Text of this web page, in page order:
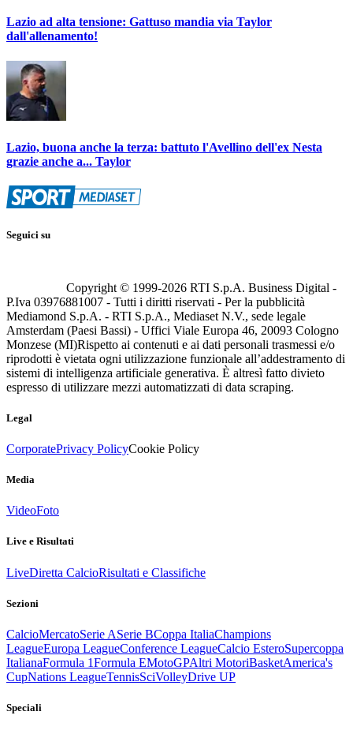
Lazio ad alta tensione: Gattuso mandia via Taylor
dall'allenamento!
Lazio, buona anche la terza: battuto l'Avellino dell'ex Nesta
grazie anche a... Taylor
Seguici su
Copyright © 1999-2026 RTI S.p.A. Business Digital -
P.Iva 03976881007 - Tutti i diritti riservati - Per la pubblicità
Mediamond S.p.A. - RTI S.p.A., Mediaset N.V., sede legale
Amsterdam (Paesi Bassi) - Uffici Viale Europa 46, 20093 Cologno
Monzese (MI)Rispetto ai contenuti e ai dati personali trasmessi e/o
riprodotti è vietata ogni utilizzazione funzionale all’addestramento di
sistemi di intelligenza artificiale generativa. È altresì fatto divieto
espresso di utilizzare mezzi automatizzati di data scraping.
Legal
CorporatePrivacy PolicyCookie Policy
Media
VideoFoto
Live e Risultati
LiveDiretta CalcioRisultati e Classifiche
Sezioni
CalcioMercatoSerie ASerie BCoppa ItaliaChampions
LeagueEuropa LeagueConference LeagueCalcio EsteroSupercoppa
ItalianaFormula 1Formula EMotoGPAltri MotoriBasketAmerica's
CupNations LeagueTennisSciVolleyDrive UP
Speciali